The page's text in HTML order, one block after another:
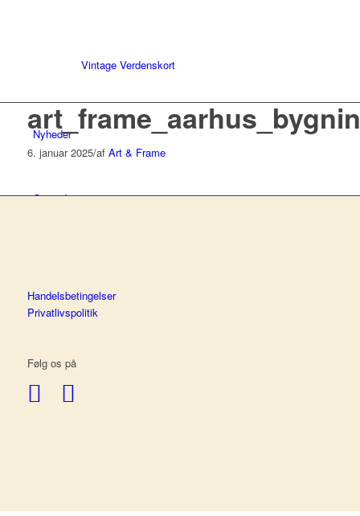
Vintage Verdenskort
Nyheder
Om indramning
Kontakt
6. januar 2025/af Art & Frame
Handelsbetingelser
Privatlivspolitik
Følg os på